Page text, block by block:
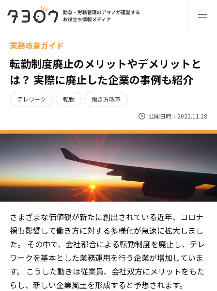
業務改善ガイド
転勤制度廃止のメリットやデメリットと
は？ 実際に廃止した企業の事例も紹介
テレワーク 転勤 働き方改革
公開日時：2022.11.28
さまざまな価値観が新たに創出されている近年、コロナ
禍も影響して働き方に対する多様化が急速に拡大しまし
た。 その中で、会社都合による転勤制度を廃止し、テレ
ワークを基本とした業務運用を行う企業が増加していま
す。 こうした動きは従業員、会社双方にメリットをもた
らし、新しい企業風土を形成すると予想されます。